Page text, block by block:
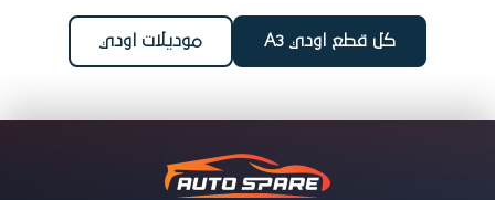
كل قطع اودي A3 موديلات اودي